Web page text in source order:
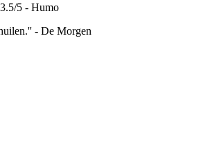
5 - Humo
- De Morgen